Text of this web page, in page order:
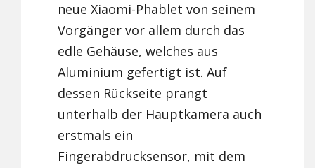
neue Xiaomi-Phablet von seinem
Vorgänger vor allem durch das
edle Gehäuse, welches aus
Aluminium gefertigt ist. Auf
dessen Rückseite prangt
unterhalb der Hauptkamera auch
erstmals ein
Fingerabdrucksensor, mit dem